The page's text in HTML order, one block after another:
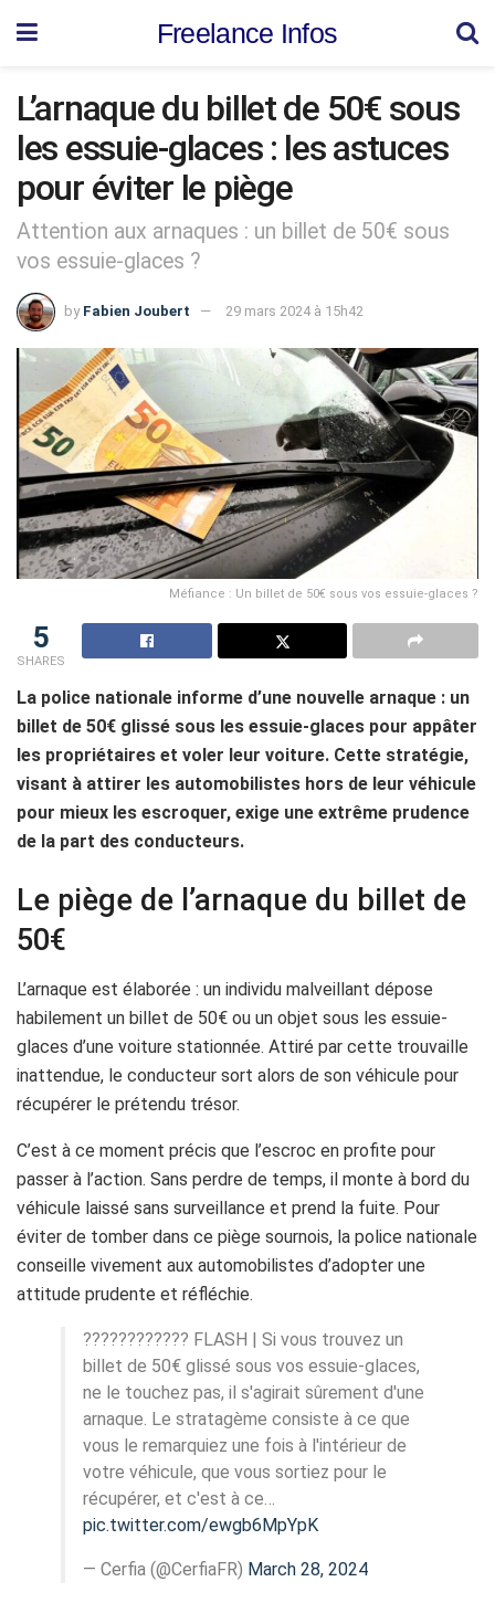
Freelance Infos
L’arnaque du billet de 50€ sous
les essuie-glaces : les astuces
pour éviter le piège
Attention aux arnaques : un billet de 50€ sous
vos essuie-glaces ?
by Fabien Joubert 29 mars 2024 à 15h42
Méfiance : Un billet de 50€ sous vos essuie-glaces ?
5
SHARES
La police nationale informe d’une nouvelle arnaque : un
billet de 50€ glissé sous les essuie-glaces pour appâter
les propriétaires et voler leur voiture. Cette stratégie,
visant à attirer les automobilistes hors de leur véhicule
pour mieux les escroquer, exige une extrême prudence
de la part des conducteurs.
Le piège de l’arnaque du billet de
50€
L’arnaque est élaborée : un individu malveillant dépose
habilement un billet de 50€ ou un objet sous les essuie-
glaces d’une voiture stationnée. Attiré par cette trouvaille
inattendue, le conducteur sort alors de son véhicule pour
récupérer le prétendu trésor.
C’est à ce moment précis que l’escroc en profite pour
passer à l’action. Sans perdre de temps, il monte à bord du
véhicule laissé sans surveillance et prend la fuite. Pour
éviter de tomber dans ce piège sournois, la police nationale
conseille vivement aux automobilistes d’adopter une
attitude prudente et réfléchie.
???????????? FLASH | Si vous trouvez un
billet de 50€ glissé sous vos essuie-glaces,
ne le touchez pas, il s'agirait sûrement d'une
arnaque. Le stratagème consiste à ce que
vous le remarquiez une fois à l'intérieur de
votre véhicule, que vous sortiez pour le
récupérer, et c'est à ce…
pic.twitter.com/ewgb6MpYpK
— Cerfia (@CerfiaFR) March 28, 2024